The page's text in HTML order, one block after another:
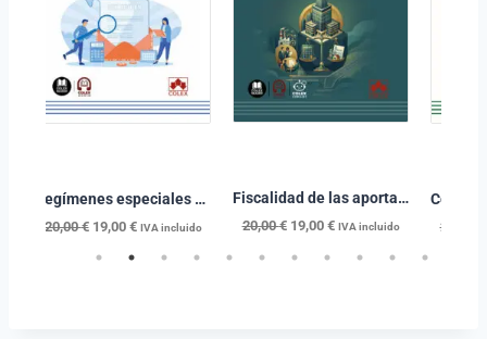
Regímenes especiales en el impuesto sobre sociedades. Paso a paso
20,00€ 19,00 € IVA incluido
Fiscalidad de las aportaciones no dinerarias a sociedades
20,00€ 19,00 € IVA incluido 20,00